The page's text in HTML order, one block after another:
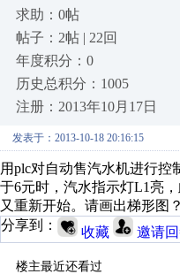
求助：0帖
帖子：2帖 | 22回
年度积分：0
历史总积分：1005
注册：2013年10月17日
发表于：2013-10-18 20:16:15
用plc对自动售汽水机进行控
于6元时，汽水指示灯L1亮
又重新开始。请画出梯形图？
分享到：
收藏 邀请
楼主最近还看过